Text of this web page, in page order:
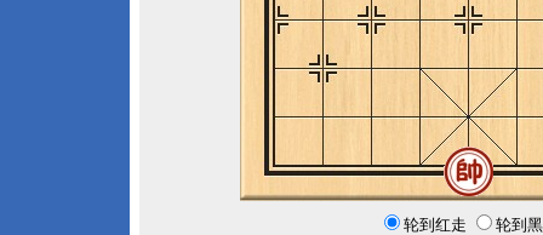
轮到红走 轮到